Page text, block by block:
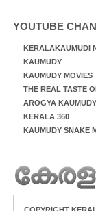
YOUTUBE
KERALAKAUMUDI
KAUMUDY
KAUMUDY MOVIES
THE REAL TASTE
AROGYA KAUMUDY
KERALA 360
KAUMUDY SNAKE